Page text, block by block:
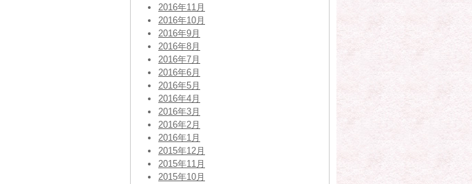
2016年11月
2016年10月
2016年9月
2016年8月
2016年7月
2016年6月
2016年5月
2016年4月
2016年3月
2016年2月
2016年1月
2015年12月
2015年11月
2015年10月